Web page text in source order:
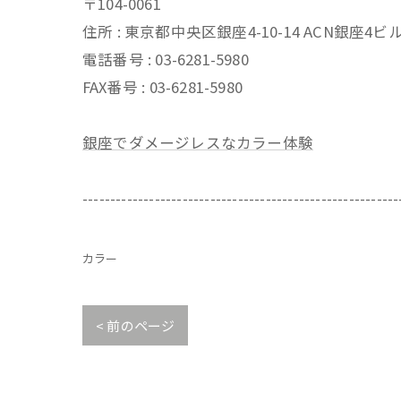
住所 : 東京都中央区銀座4-10-14 ACN銀座4ビ
電話番号 : 03-6281-5980
FAX番号 : 03-6281-5980
銀座でダメージレスなカラー体験
カラー
< 前のページ